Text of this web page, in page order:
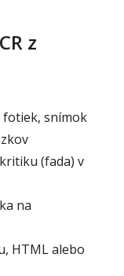
z
fotiek, snímok
(fada) v
na
HTML alebo